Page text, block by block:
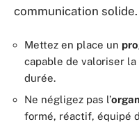
communication solide.
Mettez en place un
capable de valoriser
durée.
Ne négligez pas l’
formé, réactif, équipé